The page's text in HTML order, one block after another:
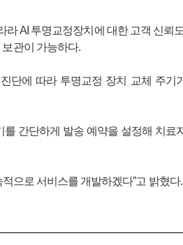
AI 투명교정장치에 대한 고객 신뢰
관이 가능하다.
단에 따라 투명교정 장치 교체 주기
간단하게 발송 예약을 설정해 치료
으로 서비스를 개발하겠다”고 밝혔다